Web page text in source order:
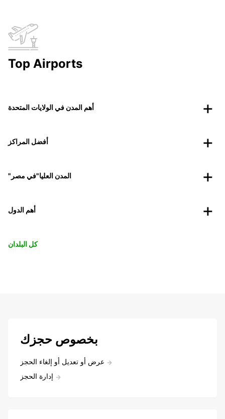
Top Airports
أهم المدن في الولايات المتحدة
أفضل المراكز
"المدن العليا"في مصر
أهم الدول
كل البلدان
بخصوص حجزك
عرض أو تعديل أو إلغاء الحجز
إدارة الحجز